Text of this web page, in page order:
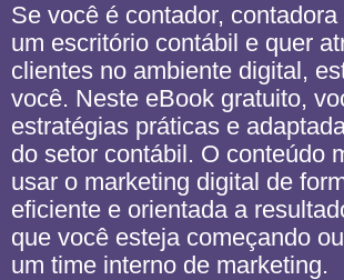
Se você é contador,
um escritório contábil e quer
clientes no ambiente digital,
você. Neste eBook gratuito,
estratégias práticas e
do setor contábil. O conteúdo
usar o marketing digital de
eficiente e orientada a
que você esteja começando
um time interno de marketing.